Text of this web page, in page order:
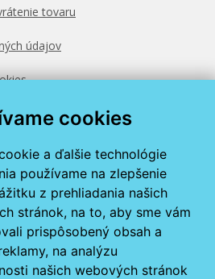
cookies
a ďalšie technológie
používame na zlepšenie
z prehliadania našich
stránok, na to, aby sme vám
prispôsobený obsah a
na analýzu
našich webových stránok
tovaru
údajov
313
dni od 8. do 17. hod.